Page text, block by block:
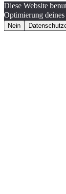
Diese Website
Optimierung
Nein